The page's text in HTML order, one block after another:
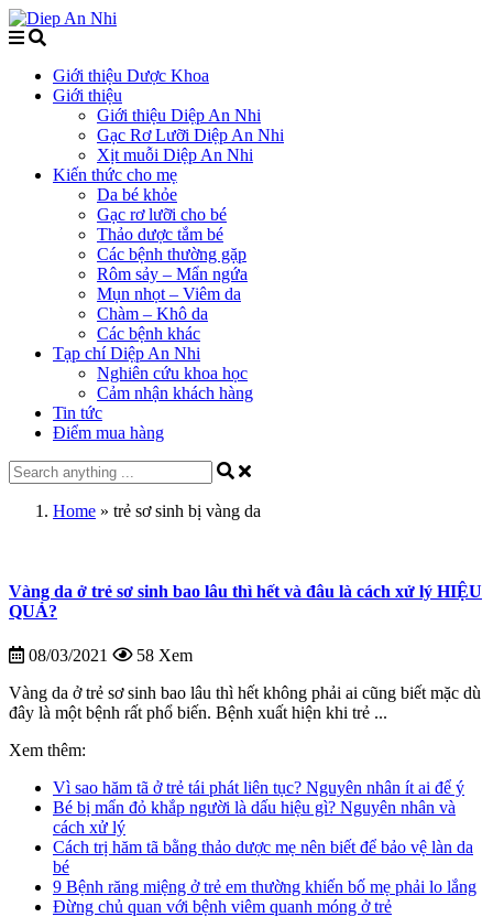
Giới thiệu Dược Khoa
Giới thiệu
Giới thiệu Diệp An Nhi
Gạc Rơ Lưỡi Diệp An Nhi
Xịt muỗi Diệp An Nhi
Kiến thức cho mẹ
Da bé khỏe
Gạc rơ lưỡi cho bé
Thảo dược tắm bé
Các bệnh thường gặp
Rôm sảy – Mẩn ngứa
Mụn nhọt – Viêm da
Chàm – Khô da
Các bệnh khác
Tạp chí Diệp An Nhi
Nghiên cứu khoa học
Cảm nhận khách hàng
Tin tức
Điểm mua hàng
Home » trẻ sơ sinh bị vàng da
Vàng da ở trẻ sơ sinh bao lâu thì hết và đâu là cách xử lý HIỆU
QUẢ?
08/03/2021 58 Xem
Vàng da ở trẻ sơ sinh bao lâu thì hết không phải ai cũng biết mặc dù
đây là một bệnh rất phổ biến. Bệnh xuất hiện khi trẻ ...
Xem thêm:
Vì sao hăm tã ở trẻ tái phát liên tục? Nguyên nhân ít ai để ý
Bé bị mẩn đỏ khắp người là dấu hiệu gì? Nguyên nhân và
cách xử lý
Cách trị hăm tã bằng thảo dược mẹ nên biết để bảo vệ làn da
bé
9 Bệnh răng miệng ở trẻ em thường khiến bố mẹ phải lo lắng
Đừng chủ quan với bệnh viêm quanh móng ở trẻ